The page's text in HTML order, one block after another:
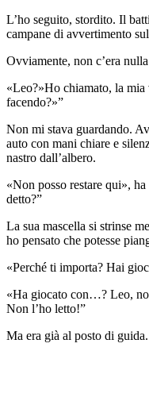
L’ho seguito, stordito. Il
campane di avvertimento
Ovviamente, non c’era
«Leo?»Ho chiamato, la mia
facendo?»”
Non mi stava guardando.
auto con mani chiare e
nastro dall’albero.
«Non posso restare qui»,
detto?”
La sua mascella si strinse
ho pensato che potesse
«Perché ti importa? Hai
«Ha giocato con…? Leo,
Non l’ho letto!”
Ma era già al posto di